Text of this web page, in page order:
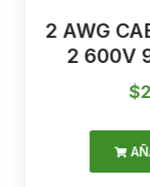
2 AWG
2 600V
$